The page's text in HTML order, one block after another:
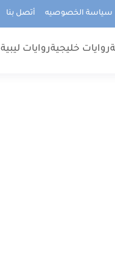
سياسة الخصوصيه أتصل بنا
روايات خليجيةروايات ليبية